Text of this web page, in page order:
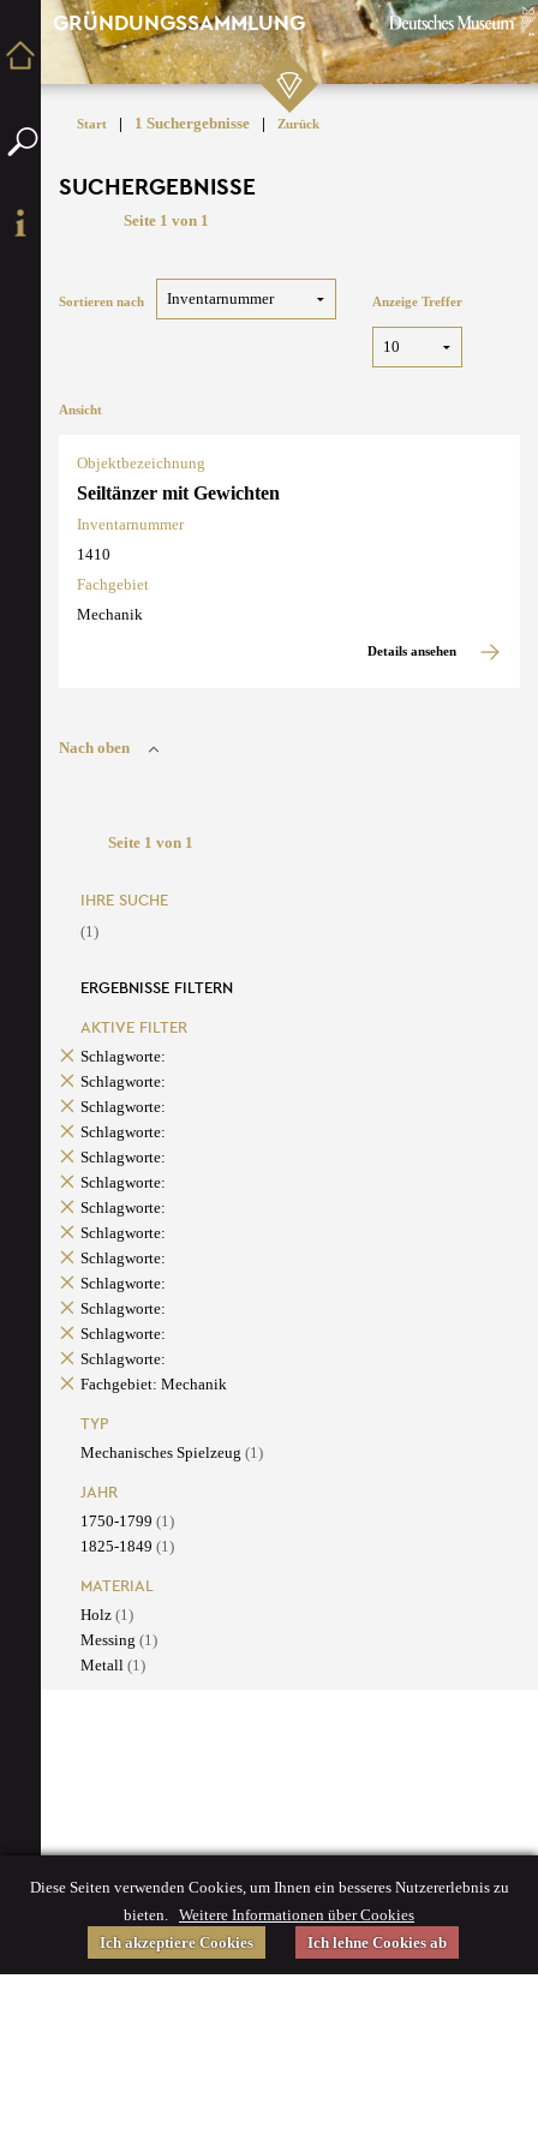
GRÜNDUNGSSAMMLUNG
Start | 1 Suchergebnisse | Zurück
SUCHERGEBNISSE
Seite 1 von 1
Sortieren nach Anzeige Treffer
Ansicht
Objektbezeichnung
Seiltänzer mit Gewichten
Inventarnummer
1410
Fachgebiet
Mechanik
Details ansehen
Nach oben
Seite 1 von 1
IHRE SUCHE
(1)
ERGEBNISSE FILTERN
AKTIVE FILTER
Schlagworte:
Schlagworte:
Schlagworte:
Schlagworte:
Schlagworte:
Schlagworte:
Schlagworte:
Schlagworte:
Schlagworte:
Schlagworte:
Schlagworte:
Schlagworte:
Schlagworte:
Fachgebiet: Mechanik
TYP
Mechanisches Spielzeug (1)
JAHR
1750-1799 (1)
1825-1849 (1)
MATERIAL
Holz (1)
Messing (1)
Metall (1)
Diese Seiten verwenden Cookies, um Ihnen ein besseres Nutzererlebnis zu
bieten. Weitere Informationen über Cookies
Ich akzeptiere Cookies
Ich lehne Cookies ab